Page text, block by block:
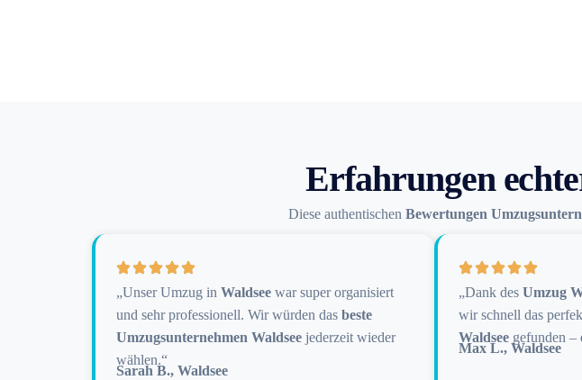
Erfahrungen
Diese authentischen Bewertungen
„Unser Umzug in Waldsee war super organisiert
und sehr professionell. Wir würden das beste
Umzugsunternehmen Waldsee jederzeit wieder
wählen.“
Sarah B., Waldsee
„Dank des Umzug
wir schnell das
Waldsee gefunden –
Max L., Waldsee